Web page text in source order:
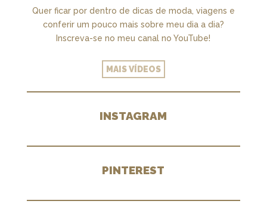
Quer ficar por dentro de dicas de moda, viagens e
conferir um pouco mais sobre meu dia a dia?
Inscreva-se no meu canal no YouTube!
MAIS VÍDEOS
INSTAGRAM
PINTEREST